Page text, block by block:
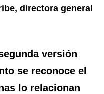
directora general
versión
se reconoce el
lo relacionan